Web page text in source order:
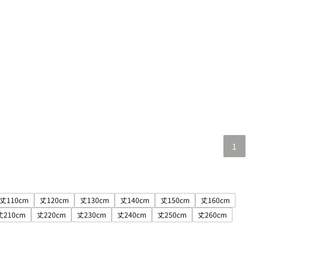
1
100cm
り込み: 丈100cm
丈110cm
サイズで絞り込み: 丈110cm
丈120cm
サイズで絞り込み: 丈120cm
丈130cm
サイズで絞り込み: 丈130cm
丈140cm
サイズで絞り込み: 丈140cm
丈150cm
サイズで絞り込み: 丈150cm
丈160cm
サイズで絞り込み: 丈160cm
り込み: 丈200cm
210cm
サイズで絞り込み: 丈210cm
丈220cm
サイズで絞り込み: 丈220cm
丈230cm
サイズで絞り込み: 丈230cm
丈240cm
サイズで絞り込み: 丈240cm
丈250cm
サイズで絞り込み: 丈250cm
丈260cm
サイズで絞り込み: 丈260cm